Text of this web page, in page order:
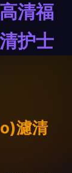
清福
护士
濾清